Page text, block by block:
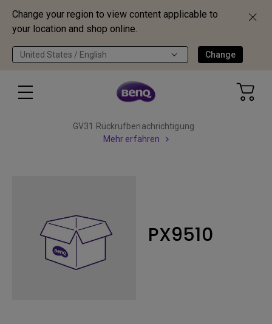
Change your region to view content applicable to
your location and shop online.
United States / English Change
GV31 Rückrufbenachrichtigung
Mehr erfahren
PX9510